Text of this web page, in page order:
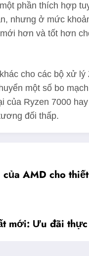
phần thích hợp
nhưng ở mức
hơn và tốt hơn
cho các bộ xử lý
một số bo
Ryzen 7000
đối thấp.
AMD cho
mới: Ưu đãi